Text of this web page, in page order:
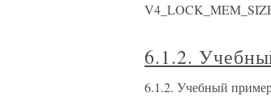
6.1.2.
6.1.2. Учебный